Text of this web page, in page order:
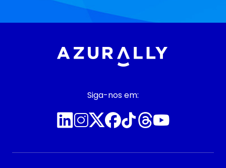
Siga-nos em: